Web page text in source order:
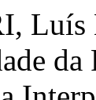
da